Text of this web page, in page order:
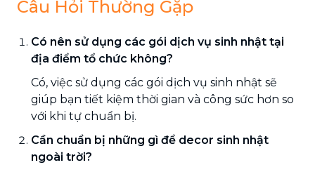
Câu Hỏi Thường Gặp
Có nên sử dụng các gói dịch vụ sinh nhật tại
địa điểm tổ chức không?
Có, việc sử dụng các gói dịch vụ sinh nhật sẽ
giúp bạn tiết kiệm thời gian và công sức hơn so
với khi tự chuẩn bị.
Cần chuẩn bị những gì để decor sinh nhật
ngoài trời?